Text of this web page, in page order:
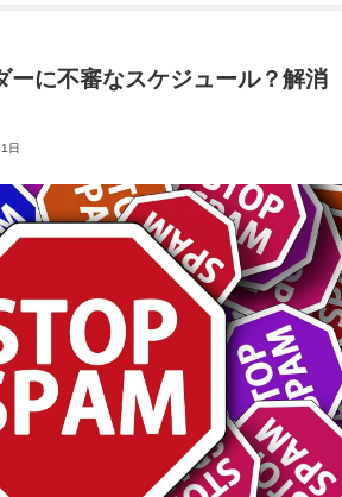
ーに不審なスケジュール？解消
日